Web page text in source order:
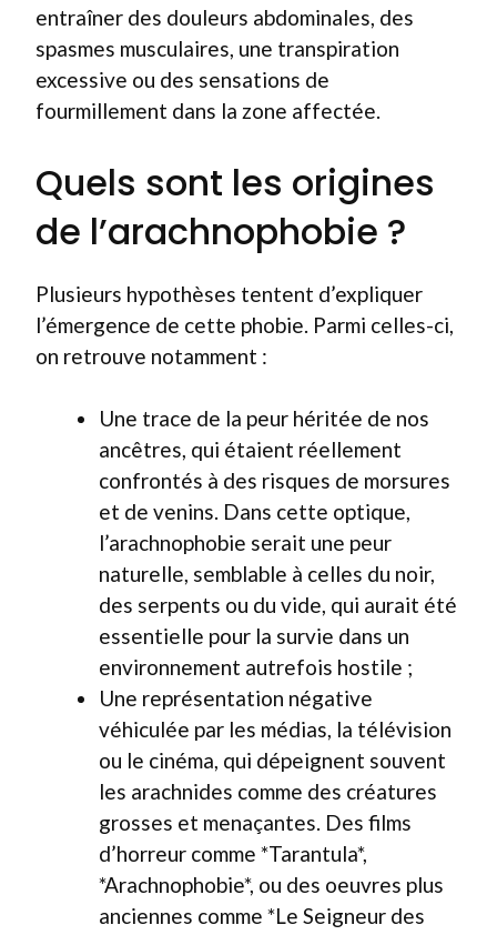
entraîner des douleurs abdominales, des
spasmes musculaires, une transpiration
excessive ou des sensations de
fourmillement dans la zone affectée.
Quels sont les origines
de l’arachnophobie ?
Plusieurs hypothèses tentent d’expliquer
l’émergence de cette phobie. Parmi celles-ci,
on retrouve notamment :
Une trace de la peur héritée de nos
ancêtres, qui étaient réellement
confrontés à des risques de morsures
et de venins. Dans cette optique,
l’arachnophobie serait une peur
naturelle, semblable à celles du noir,
des serpents ou du vide, qui aurait été
essentielle pour la survie dans un
environnement autrefois hostile ;
Une représentation négative
véhiculée par les médias, la télévision
ou le cinéma, qui dépeignent souvent
les arachnides comme des créatures
grosses et menaçantes. Des films
d’horreur comme *Tarantula*,
*Arachnophobie*, ou des oeuvres plus
anciennes comme *Le Seigneur des